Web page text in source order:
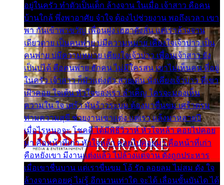
อยู่ในครัว ทำตัวเป็นเด็ก ล้างจาน ในเมื่อ เจ้าสาว คือคน
บ้านใกล้ พึ่งพาอาศัย จำใจ ต้องไปช่วยงาน พอถึงเวลา เขา
พา กันเข้าพาขวัญ เพื่อนฝูง เฮฮาดังลั่น แต่เราล้างจาน
เดียวดาย เป็นคนพ่าย บ่มีความหมาย เคียงใจเจ้าบ่าว เป็น
คนพ่าย บ่มีความหมาย เคียงใจเจ้าบ่าว เพื่อนเจ้าสาว ยัง
เป็นบ่ได้ คือคนพ่าย ฮักคน ไม่มีใครสน เขาไม่เห็นคน ที่อยู่
ในครัว เจ้าสาว ก็มัวแต่งตัว สวยเด่น นั่งเคียงเจ้าบ่าว ที่เขา
เฝ้าคอย ใจเต้น หัวใจของเรา ลำเค็ญ ใครจะมองเห็น
ความใน ใจ เศร้า มันร้าวระบม ต้องมาขื่นขม เศร้าตรม
ท่ามความสุขี ช่วยงานเขาแต่ง แต่เรา แล้งมาหลายปี
เมื่อไรหนอจะ โชคดี ได้มีพิธีวิวาห์ หัวใจหล้า คอยไปคอย
มา คือหน้าที่เก่า หัวใจหล้า คอยไปคอยมา คือหน้าที่เก่า
คือหยังเขา มีงานแต่งแล้ว ไปล้างแต่จาน ดั่งถูกประหาร
เมื่อเขาชื่นบาน แต่เราขื่นขม โอ้ รัก ลอยลม ไม่สม ดัง ใจ
ล้างจานคอยคู่ ไม่รู้ อีกนานเท่าใด จะได้ เลื่อนขั้นบันได ได้